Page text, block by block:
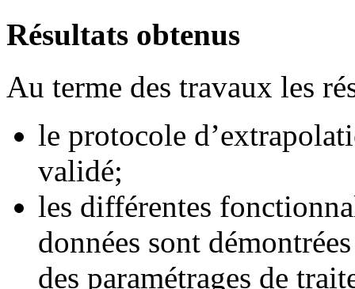
Résultats obtenus
Au terme des travaux les
le protocole
validé;
les différentes
données sont
des paramétrages de